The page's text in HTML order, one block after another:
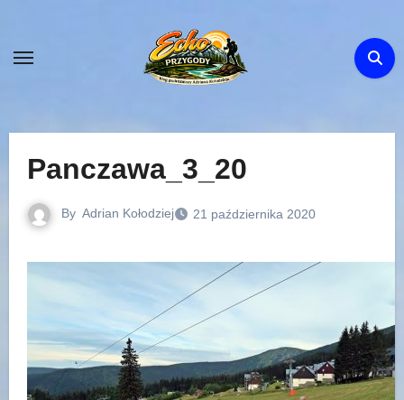
content
Panczawa_3_20
By Adrian Kołodziej 21 października 2020